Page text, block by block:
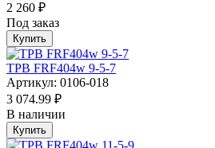
2 260 ₽
Под заказ
Купить
ТРВ FRF404w 9-5-7
Артикул: 0106-018
3 074.99 ₽
В наличии
Купить